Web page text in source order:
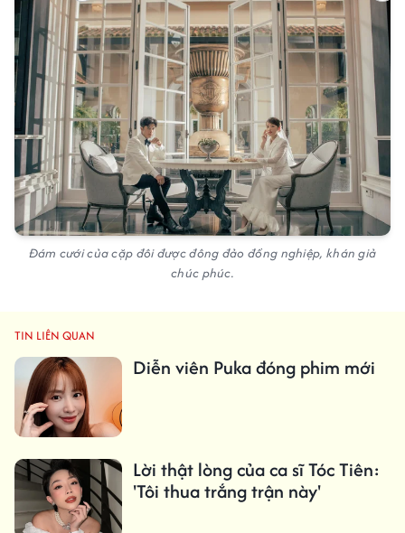
Đám cưới của cặp đôi được đông đảo đồng nghiệp, khán giả
chúc phúc.
TIN LIÊN QUAN
Diễn viên Puka đóng phim mới
Lời thật lòng của ca sĩ Tóc Tiên:
'Tôi thua trắng trận này'